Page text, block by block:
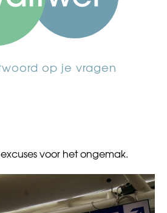
op je vragen
voor het ongemak.